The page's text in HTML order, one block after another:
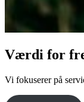
Værdi for
Vi fokuserer på